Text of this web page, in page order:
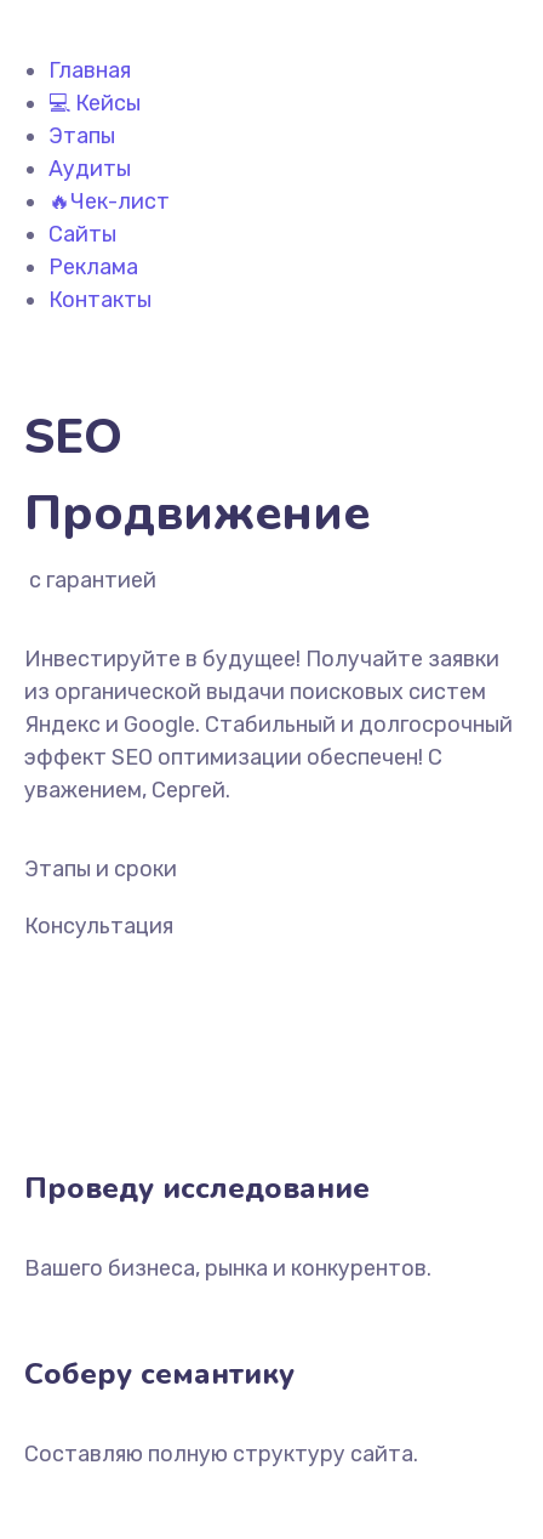
Главная
💻 Кейсы
Этапы
Аудиты
🔥Чек-лист
Сайты
Реклама
Контакты
SEO
Продвижение
сайтов
Инвестируйте в будущее! Получайте заявки
из органической выдачи поисковых систем
Яндекс и Google. Стабильный и долгосрочный
эффект SEO оптимизации обеспечен! С
уважением, Сергей.
Этапы и сроки
Консультация
Проведу исследование
Вашего бизнеса, рынка и конкурентов.
Соберу семантику
Составляю полную структуру сайта.